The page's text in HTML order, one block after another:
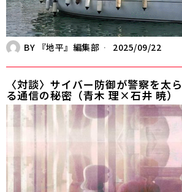
BY 『地平』編集部 2025/09/22
〈対談〉サイバー防御が警察を太ら
る通信の秘密（青木 理×石井 暁）